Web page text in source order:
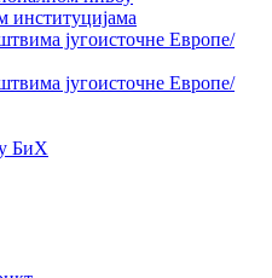
институцијама
југоисточне Европе/
југоисточне Европе/
БиХ